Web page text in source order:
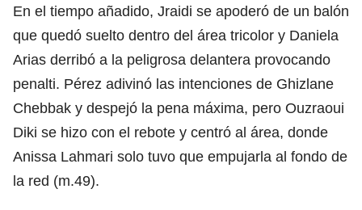
En el tiempo añadido, Jraidi se apoderó de un balón
que quedó suelto dentro del área tricolor y Daniela
Arias derribó a la peligrosa delantera provocando
penalti. Pérez adivinó las intenciones de Ghizlane
Chebbak y despejó la pena máxima, pero Ouzraoui
Diki se hizo con el rebote y centró al área, donde
Anissa Lahmari solo tuvo que empujarla al fondo de
la red (m.49).